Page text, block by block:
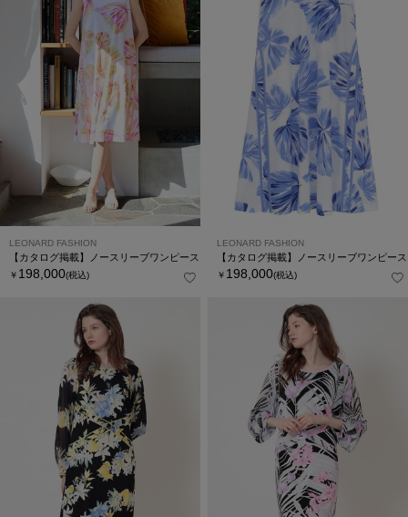
LEONARD FASHION
【カタログ掲載】ノースリーブワンピース
￥ 198,000(税込)
LEONARD FASHION
【カタログ掲載】ノースリーブワンピース
￥ 198,000(税込)